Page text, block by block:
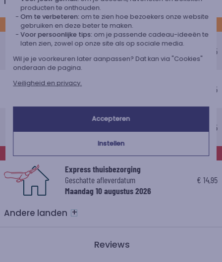
Reviews
STANDAARD
Voordelig afhaalpunt
Geschatte afleverdatum
Donderdag 13 augustus 2026
€ 5,25
Geschatte afleverdatum
€ 5,95
Standaard thuisbezorging
Dinsdag 11 augustus 2026
€ 8,95
EXPRESS
Express thuisbezorging
Geschatte afleverdatum
Maandag 10 augustus 2026
€ 14,95
Andere landen +
producten te onthouden.
Om te verbeteren: om te zien hoe bezoekers onze website
gebruiken en deze beter te maken.
Voor persoonlijke tips: om je passende cadeau-ideeën te
laten zien, zowel op onze site als op sociale media.
Wil je je voorkeuren later aanpassen? Dat kan via "Cookies"
onderaan de pagina.
Veiligheid en privacy.
Accepteren
Instellen